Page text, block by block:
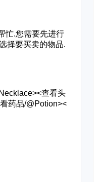
忙.您需要先进行
择要买卖的物品.
查看头
药品/@Potion><